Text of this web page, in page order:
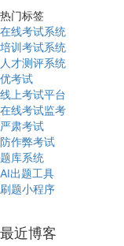
热门标签
在线考试系统
培训考试系统
人才测评系统
优考试
线上考试平台
在线考试监考
严肃考试
防作弊考试
题库系统
AI出题工具
刷题小程序
最近博客